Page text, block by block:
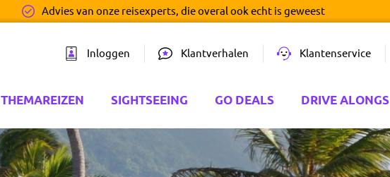
Advies van onze reisexperts, die overal ook echt is geweest
Inloggen Klantverhalen Klantenservice
THEMAREIZEN SIGHTSEEING GO DEALS DRIVE ALONGS